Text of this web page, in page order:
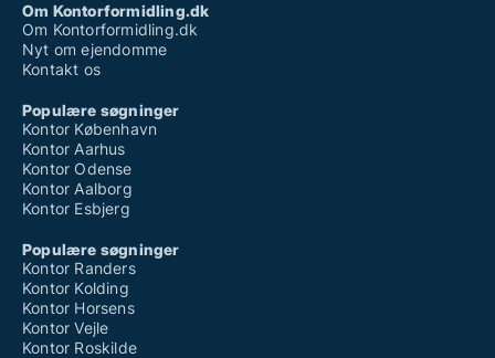
Om Kontorformidling.dk
Om Kontorformidling.dk
Nyt om ejendomme
Kontakt os
Populære søgninger
Kontor København
Kontor Aarhus
Kontor Odense
Kontor Aalborg
Kontor Esbjerg
Populære søgninger
Kontor Randers
Kontor Kolding
Kontor Horsens
Kontor Vejle
Kontor Roskilde